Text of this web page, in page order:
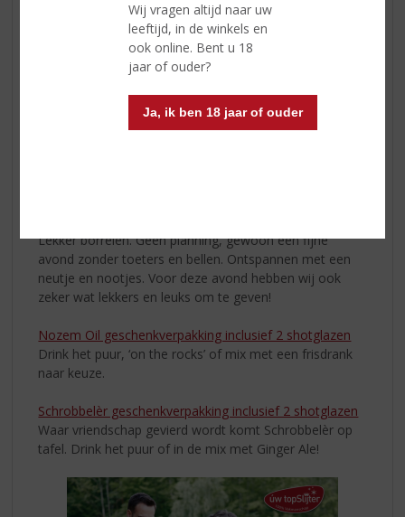
Wij vragen altijd naar uw
leeftijd, in de winkels en
ook online. Bent u 18
jaar of ouder?
Ja, ik ben 18 jaar of ouder
Lekker borrelen. Geen planning, gewoon een fijne
avond zonder toeters en bellen. Ontspannen met een
neutje en nootjes. Voor deze avond hebben wij ook
zeker wat lekkers en leuks om te geven!
Nozem Oil geschenkverpakking inclusief 2 shotglazen
Drink het puur, ‘on the rocks’ of mix met een frisdrank
naar keuze.
Schrobbelèr geschenkverpakking inclusief 2 shotglazen
Waar vriendschap gevierd wordt komt Schrobbelèr op
tafel. Drink het puur of in de mix met Ginger Ale!